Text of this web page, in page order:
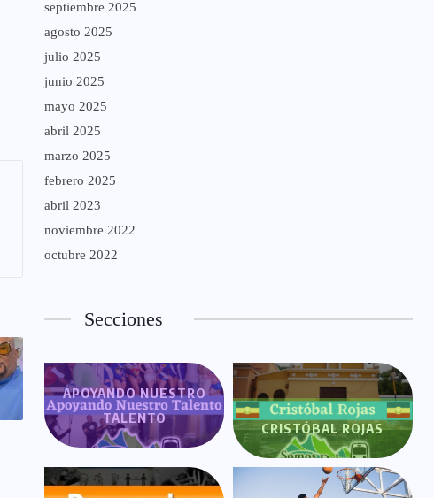
septiembre 2025
agosto 2025
julio 2025
junio 2025
mayo 2025
abril 2025
marzo 2025
febrero 2025
abril 2023
noviembre 2022
octubre 2022
Secciones
APOYANDO NUESTRO
TALENTO
CRISTÓBAL ROJAS